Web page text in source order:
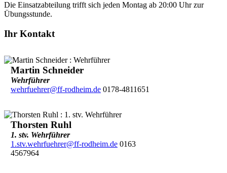
Die Einsatzabteilung trifft sich jeden Montag ab 20:00 Uhr zur
Übungsstunde.
Ihr Kontakt
Martin Schneider
Wehrführer
wehrfuehrer@ff-rodheim.de0178-4811651
Thorsten Ruhl
1. stv. Wehrführer
1.stv.wehrfuehrer@ff-rodheim.de0163
4567964